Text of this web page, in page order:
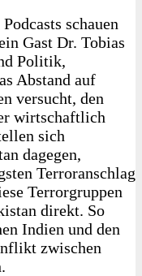
schauen
Gast Dr. Tobias
Politik,
Abstand auf
versucht, den
wirtschaftlich
sich
dagegen,
Terroranschlag
Terrorgruppen
direkt. So
Indien und den
zwischen